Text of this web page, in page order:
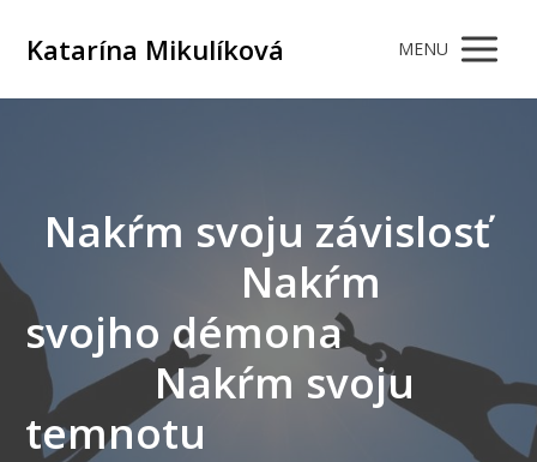
Katarína Mikulíková MENU
Nakŕm svoju závislosť
Nakŕm
svojho démona
Nakŕm svoju
temnotu